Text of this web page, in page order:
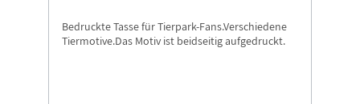
Bedruckte Tasse für Tierpark-Fans.Verschiedene
Tiermotive.Das Motiv ist beidseitig aufgedruckt.